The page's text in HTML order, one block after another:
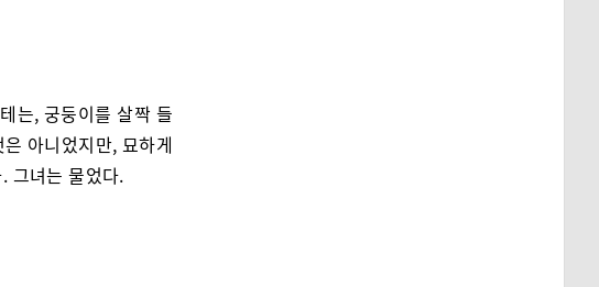
는, 궁둥이를 살짝 들
아니었지만, 묘하게
그녀는 물었다.